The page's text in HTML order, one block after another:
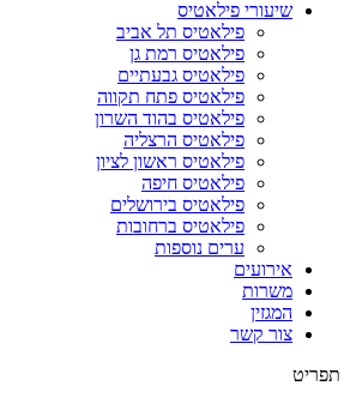
שיעורי פילאטיס
פילאטיס תל אביב
פילאטיס רמת גן
פילאטיס גבעתיים
פילאטיס פתח תקווה
פילאטיס בהוד השרון
פילאטיס הרצליה
פילאטיס ראשון לציון
פילאטיס חיפה
פילאטיס בירושלים
פילאטיס ברחובות
ערים נוספות
אירועים
משרות
המגזין
צור קשר
תפריט